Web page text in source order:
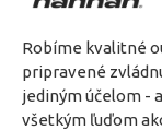
Robíme kvalitné
pripravené
jediným účelom -
všetkým ľuďom